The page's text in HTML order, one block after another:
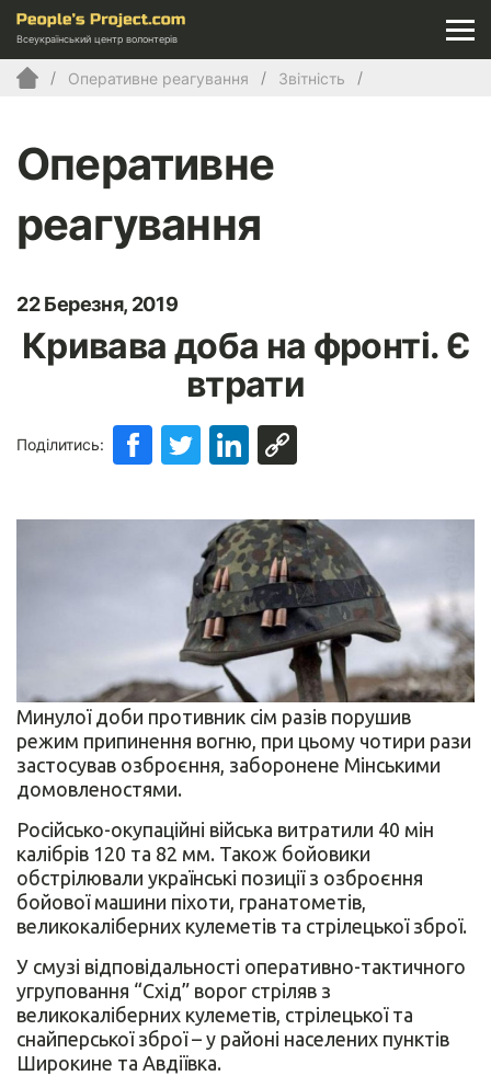
Всеукраїнський центр волонтерів
Оперативне реагування Звітність
Оперативне
реагування
22 Березня, 2019
Кривава доба на фронті. Є
втрати
Поділитись:
Минулої доби противник сім разів порушив
режим припинення вогню, при цьому чотири рази
застосував озброєння, заборонене Мінськими
домовленостями.
Російсько-окупаційні війська витратили 40 мін
калібрів 120 та 82 мм. Також бойовики
обстрілювали українські позиції з озброєння
бойової машини піхоти, гранатометів,
великокаліберних кулеметів та стрілецької зброї.
У смузі відповідальності оперативно-тактичного
угруповання “Схід” ворог стріляв з
великокаліберних кулеметів, стрілецької та
снайперської зброї – у районі населених пунктів
Широкине та Авдіївка.